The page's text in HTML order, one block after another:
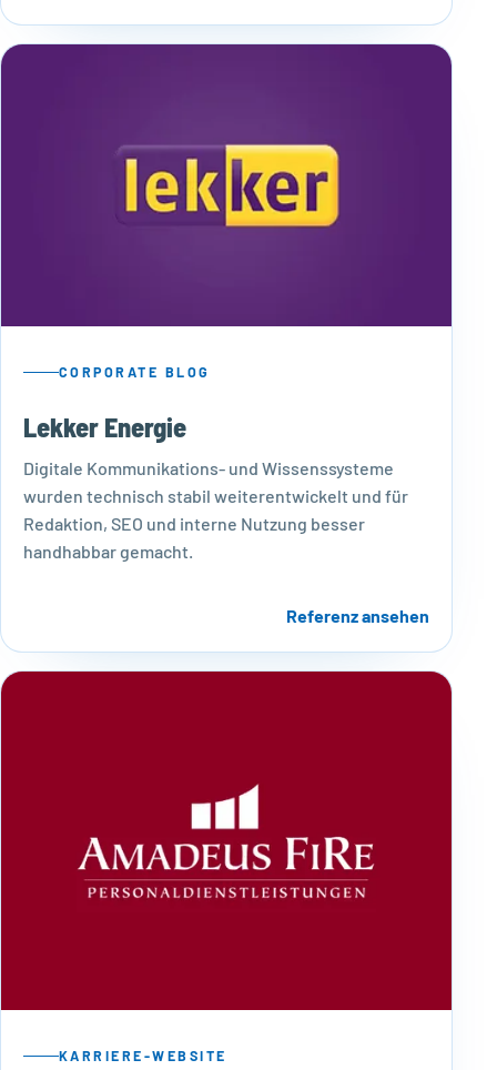
CORPORATE BLOG
Lekker Energie
Digitale Kommunikations- und Wissenssysteme
wurden technisch stabil weiterentwickelt und für
Redaktion, SEO und interne Nutzung besser
handhabbar gemacht.
Referenz ansehen
KARRIERE-WEBSITE